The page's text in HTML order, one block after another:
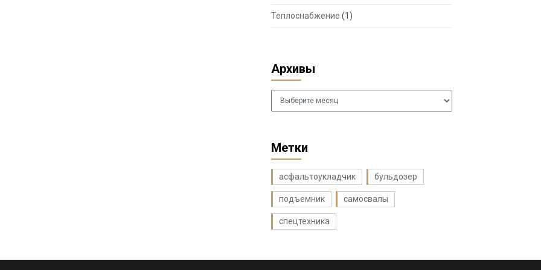
Теплоснабжение (1)
Архивы
Архивы
Метки
асфальтоукладчик бульдозер
подъемник самосвалы
спецтехника